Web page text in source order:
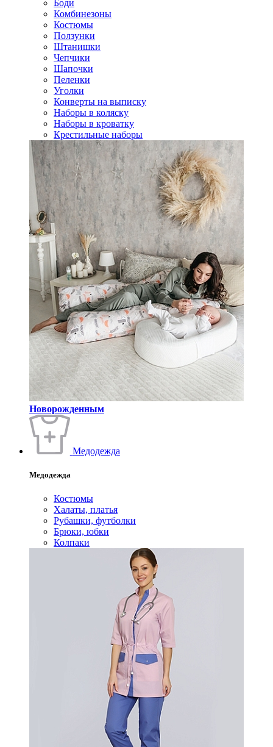
Боди
Комбинезоны
Костюмы
Ползунки
Штанишки
Чепчики
Шапочки
Пеленки
Уголки
Конверты на выписку
Наборы в коляску
Наборы в кроватку
Крестильные наборы
Новорожденным
Медодежда
Медодежда
Костюмы
Халаты, платья
Рубашки, футболки
Брюки, юбки
Колпаки